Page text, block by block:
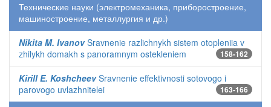
Технические науки (электромеханика, приборостроение,
машиностроение, металлургия и др.)
Nikita M. IvanovSravnenie razlichnykh sistem otopleniia v
zhilykh domakh s panoramnym ostekleniem
158-162
Kirill E. KoshcheevSravnenie effektivnosti sotovogo i
parovogo uvlazhnitelei
163-166